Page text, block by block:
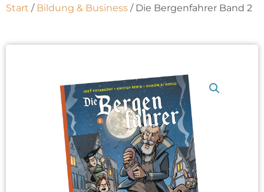
Start / Bildung & Business / Die Bergenfahrer Band 2